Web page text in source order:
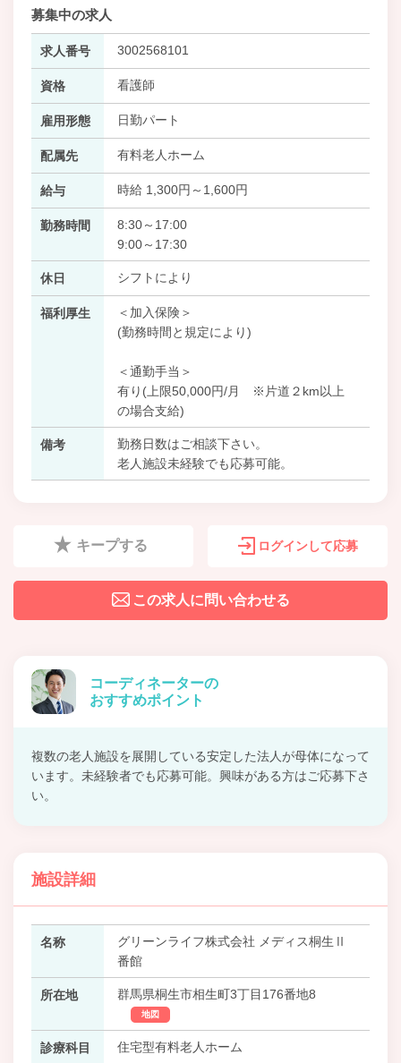
募集中の求人
求人番号 3002568101
資格 看護師
雇用形態 日勤パート
配属先 有料老人ホーム
給与 時給 1,300円～1,600円
勤務時間
8:30～17:00
9:00～17:30
休日 シフトにより
福利厚生
＜加入保険＞
(勤務時間と規定により)
＜通勤手当＞
有り(上限50,000円/月 ※片道２km以上
の場合支給)
備考
勤務日数はご相談下さい。
老人施設未経験でも応募可能。
キープする ログインして応募
この求人に問い合わせる
コーディネーターの
おすすめポイント
複数の老人施設を展開している安定した法人が母体になって
います。未経験者でも応募可能。興味がある方はご応募下さ
い。
施設詳細
名称
グリーンライフ株式会社 メディス桐生Ⅱ
番館
所在地 群馬県桐生市相生町3丁目176番地8
地図
診療科目 住宅型有料老人ホーム